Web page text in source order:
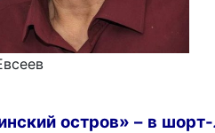
остров» – в